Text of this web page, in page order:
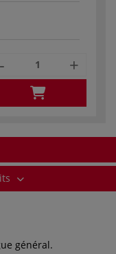
- +
général.